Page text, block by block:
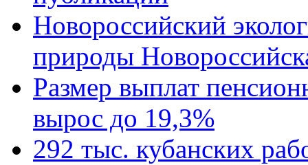
Новороссийский
природы
Размер выплат
вырос до 19,3%
292 тыс. кубанских